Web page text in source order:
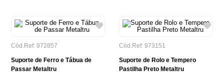
Cód.Ref: 972857
Suporte de Ferro e Tábua de
Passar Metaltru
Cód.Ref: 973151
Suporte de Rolo e Tempero
Pastilha Preto Metaltru